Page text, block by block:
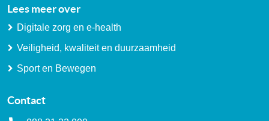
Lees meer over
Digitale zorg en e-health
Veiligheid, kwaliteit en duurzaamheid
Sport en Bewegen
Contact